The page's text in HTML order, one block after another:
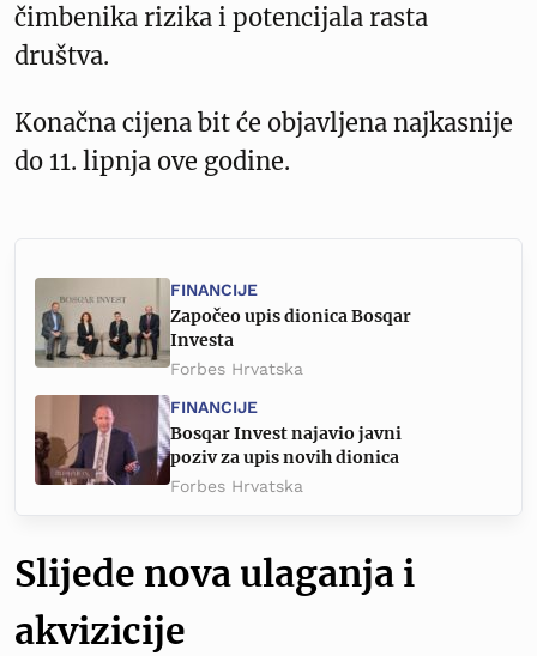
čimbenika rizika i potencijala rasta
društva.
Konačna cijena bit će objavljena najkasnije
do 11. lipnja ove godine.
FINANCIJE
Započeo upis dionica Bosqar
Investa
Forbes Hrvatska
FINANCIJE
Bosqar Invest najavio javni
poziv za upis novih dionica
Forbes Hrvatska
Slijede nova ulaganja i
akvizicije